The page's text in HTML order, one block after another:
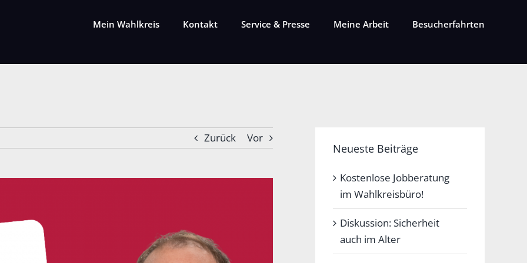
Mein Wahlkreis Kontakt Service & Presse Meine Arbeit Besucherfahrten
Zurück Vor
Neueste Beiträge
Kostenlose Jobberatung
im Wahlkreisbüro!
Diskussion: Sicherheit
auch im Alter